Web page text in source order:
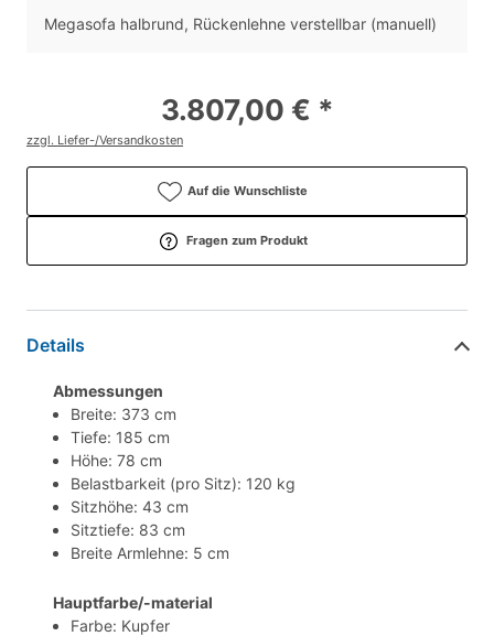
Megasofa halbrund, Rückenlehne verstellbar (manuell)
3.807,00 € *
zzgl. Liefer-/Versandkosten
Auf die Wunschliste
Fragen zum Produkt
Details
Abmessungen
Breite: 373 cm
Tiefe: 185 cm
Höhe: 78 cm
Belastbarkeit (pro Sitz): 120 kg
Sitzhöhe: 43 cm
Sitztiefe: 83 cm
Breite Armlehne: 5 cm
Hauptfarbe/-material
Farbe: Kupfer